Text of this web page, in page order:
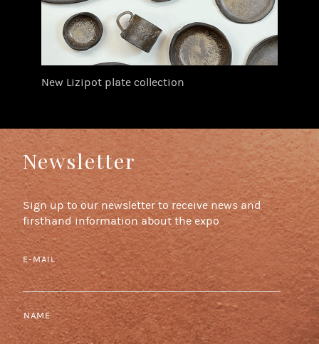
New Lizipot plate collection
Newsletter
Sign up to our newsletter to receive news and
firsthand information about the expo
E-MAIL
NAME